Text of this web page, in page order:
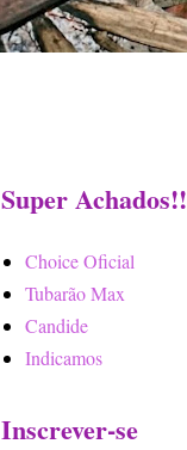
Super Achados!!
Choice Oficial
Tubarão Max
Candide
Indicamos
Inscrever-se